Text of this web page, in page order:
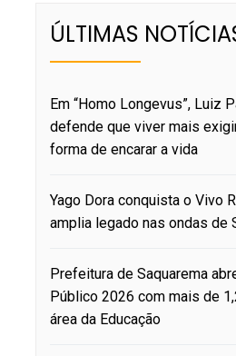
ÚLTIMAS
Em “Homo Longevus”, Luiz
defende que viver mais
forma de encarar a vida
Yago Dora conquista o Vivo
amplia legado nas ondas de
Prefeitura de Saquarema
Público 2026 com mais de
área da Educação